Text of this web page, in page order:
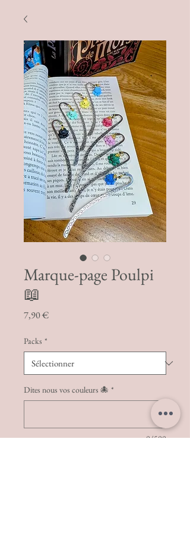
Marque-page Poulpi
📖
7,90 €Prix
Packs *
Dites nous vos couleurs 🐙 *
0/500